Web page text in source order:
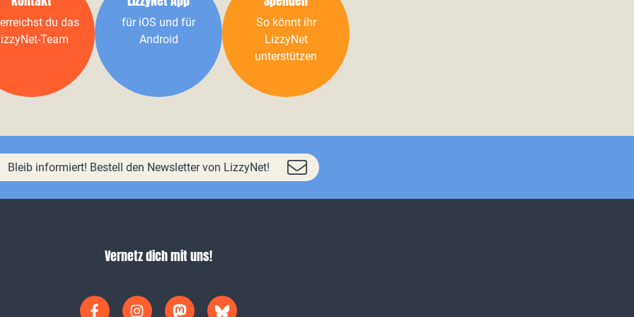
du das
Team
für iOS und für
Android
So könnt ihr
LizzyNet
unterstützen
Bleib informiert! Bestell den Newsletter von LizzyNet!
Vernetz dich mit uns!